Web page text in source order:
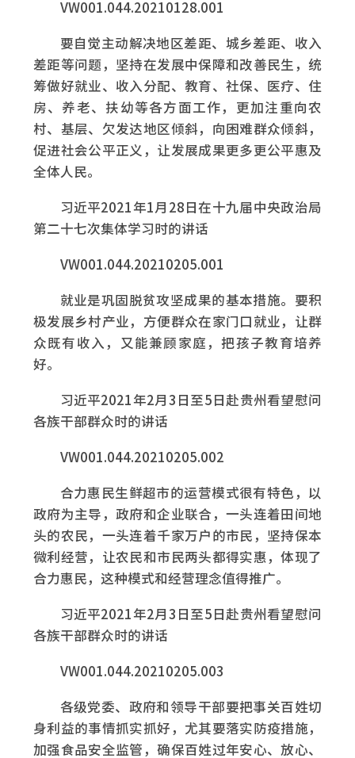
VW001.044.20210128.001
要自觉主动解决地区差距、城乡差距、收入
差距等问题，坚持在发展中保障和改善民生，统
筹做好就业、收入分配、教育、社保、医疗、住
房、养老、扶幼等各方面工作，更加注重向农
村、基层、欠发达地区倾斜，向困难群众倾斜，
促进社会公平正义，让发展成果更多更公平惠及
全体人民。
习近平2021年1月28日在十九届中央政治局
第二十七次集体学习时的讲话
VW001.044.20210205.001
就业是巩固脱贫攻坚成果的基本措施。要积
极发展乡村产业，方便群众在家门口就业，让群
众既有收入，又能兼顾家庭，把孩子教育培养
好。
习近平2021年2月3日至5日赴贵州看望慰问
各族干部群众时的讲话
VW001.044.20210205.002
合力惠民生鲜超市的运营模式很有特色，以
政府为主导，政府和企业联合，一头连着田间地
头的农民，一头连着千家万户的市民，坚持保本
微利经营，让农民和市民两头都得实惠，体现了
合力惠民，这种模式和经营理念值得推广。
习近平2021年2月3日至5日赴贵州看望慰问
各族干部群众时的讲话
VW001.044.20210205.003
各级党委、政府和领导干部要把事关百姓切
身利益的事情抓实抓好，尤其要落实防疫措施，
加强食品安全监管，确保百姓过年安心、放心、